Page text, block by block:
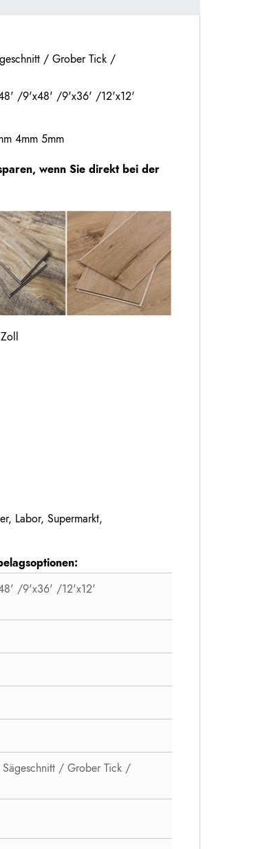
/ Grober Tick /
/9'x48' /9'x36' /12'x12'
4mm 5mm
wenn Sie direkt bei der
Labor, Supermarkt,
/9'x36' /12'x12'
/ Grober Tick /